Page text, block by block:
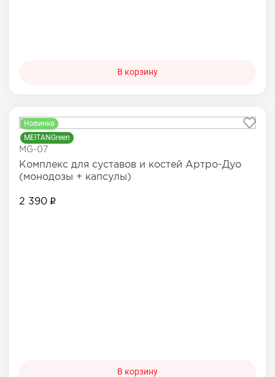
В корзину
Новинка
MEITANGreen
MG-07
Комплекс для суставов и костей Артро-Дуо
(монодозы + капсулы)
2 390
В корзину